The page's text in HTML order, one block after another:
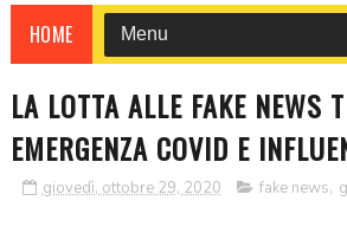
HOME
LA LOTTA ALLE FAKE NEWS
EMERGENZA COVID E
giovedì, ottobre 29, 2020 fake news,